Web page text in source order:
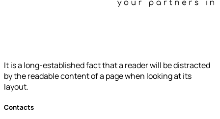
It is a long-established fact that a reader will be distracted
by the readable content of a page when looking at its
layout.
Contacts